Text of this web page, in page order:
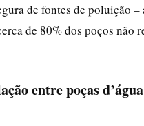
de fontes de poluição –
de 80% dos poços não
entre poças d’água